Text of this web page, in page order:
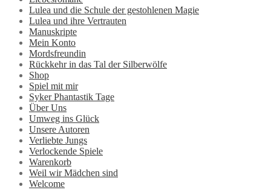
Lulea und die Schule der gestohlenen Magie
Lulea und ihre Vertrauten
Manuskripte
Mein Konto
Mordsfreundin
Rückkehr in das Tal der Silberwölfe
Shop
Spiel mit mir
Syker Phantastik Tage
Über Uns
Umweg ins Glück
Unsere Autoren
Verliebte Jungs
Verlockende Spiele
Warenkorb
Weil wir Mädchen sind
Welcome